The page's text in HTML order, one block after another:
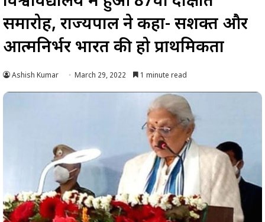
समारोह, राज्यपाल ने कहा- सशक्त और
आत्मनिर्भर भारत की हो प्राथमिकता
Ashish Kumar March 29, 2022 1 minute read